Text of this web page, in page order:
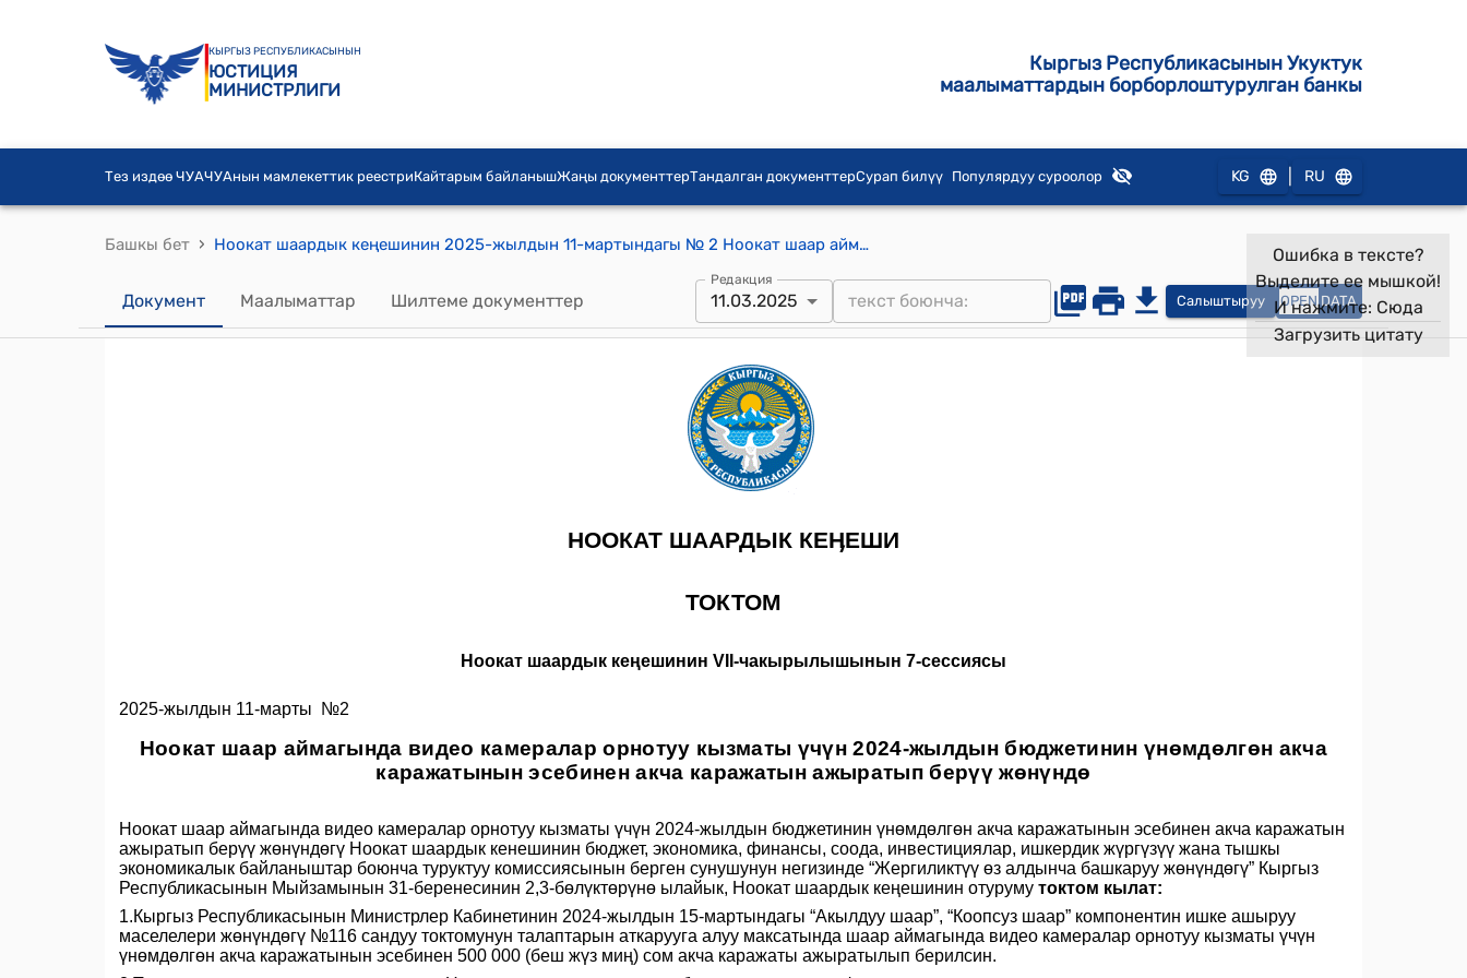
КЫРГЫЗ РЕСПУБЛИКАСЫНЫН
ЮСТИЦИЯ
МИНИСТРЛИГИ
Кыргыз Республикасынын Укуктук
маалыматтардын борборлоштурулган банкы
Тез издөө ЧУАЧУАнын мамлекеттик реестриКайтарым байланышЖаңы документтерТандалган документтерСурап билүү Популярдуу суроолор KG RU
Башкы бет › Ноокат шаардык кеңешинин 2025-жылдын 11-мартындагы № 2 Ноокат шаар аймагында видео камералар орнотуу кызматы үчүн 2024-жылдын бюджетинин үнөмдөлгөн акча каражатынын эсебинен акча каражатын ажыратып берүү жөнүндө токтому
Документ Маалыматтар Шилтеме документтер
Редакция
11.03.2025 Салыштыруу OPEN DATA
Ошибка в тексте?
Выделите ее мышкой!
И нажмите: Сюда
Загрузить цитату